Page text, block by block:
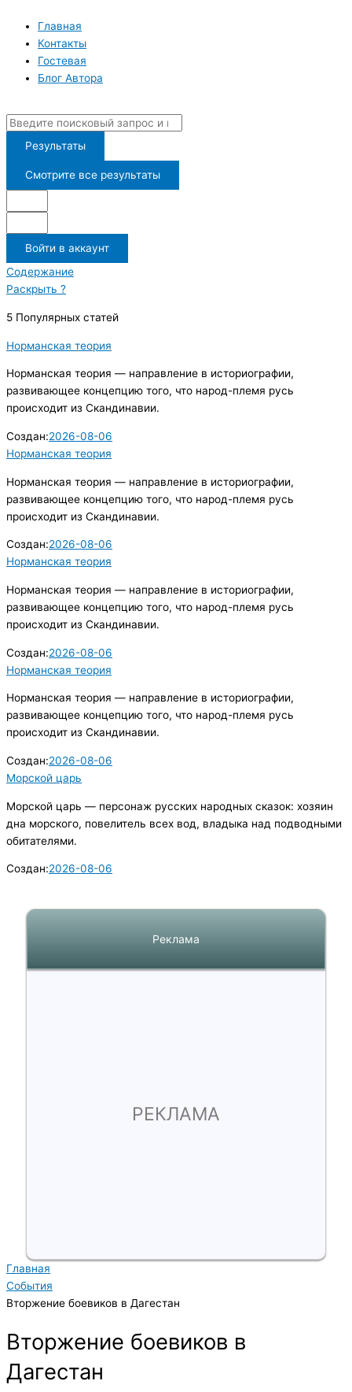
содержимому
Главная
Контакты
Гостевая
Блог Автора
Результаты
Смотрите все результаты
Войти в аккаунт
Содержание
Раскрыть ?
5 Популярных статей
Норманская теория
Норманская теория — направление в историографии,
развивающее концепцию того, что народ-племя русь
происходит из Скандинавии.
Создан:2026-08-06
Норманская теория
Норманская теория — направление в историографии,
развивающее концепцию того, что народ-племя русь
происходит из Скандинавии.
Создан:2026-08-06
Норманская теория
Норманская теория — направление в историографии,
развивающее концепцию того, что народ-племя русь
происходит из Скандинавии.
Создан:2026-08-06
Норманская теория
Норманская теория — направление в историографии,
развивающее концепцию того, что народ-племя русь
происходит из Скандинавии.
Создан:2026-08-06
Морской царь
Морской царь — персонаж русских народных сказок: хозяин
дна морского, повелитель всех вод, владыка над подводными
обитателями.
Создан:2026-08-06
Реклама
РЕКЛАМА
Главная
События
Вторжение боевиков в Дагестан
Вторжение боевиков в
Дагестан